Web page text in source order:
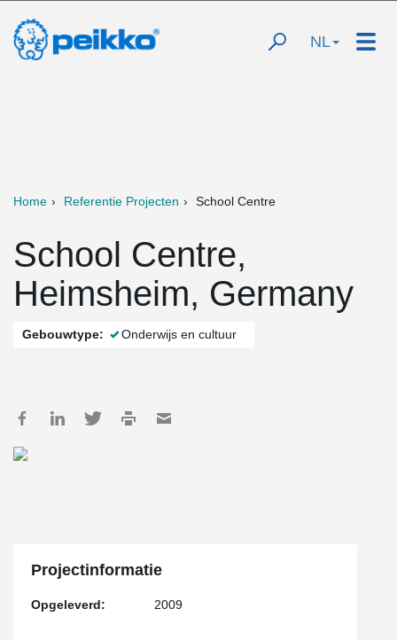
NL
Home Referentie Projecten School Centre
School Centre,
Heimsheim, Germany
Gebouwtype: Onderwijs en cultuur
Projectinformatie
Opgeleverd: 2009